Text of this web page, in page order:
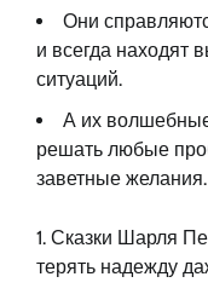
Они
и всегда находят
ситуаций.
А их
решать любые
заветные желания.
Сказки Шарля
терять надежду